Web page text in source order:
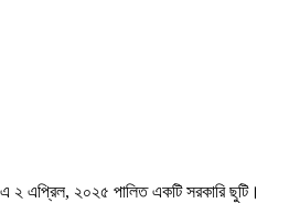
২ এপ্রিল, ২০২৫ পালিত একটি সরকারি ছুটি।